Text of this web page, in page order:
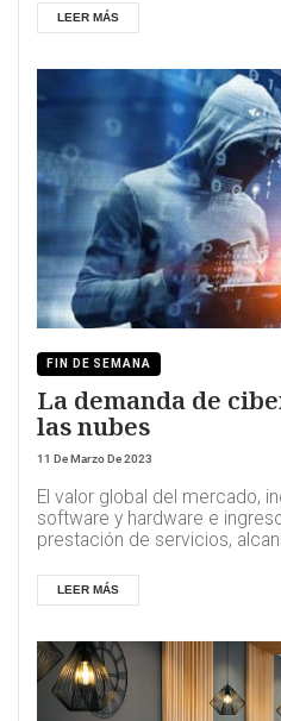
LEER MÁS
FIN DE SEMANA
La demanda de
las nubes
11 De Marzo De 2023
El valor global del mercado,
software y hardware e
prestación de servicios,
LEER MÁS